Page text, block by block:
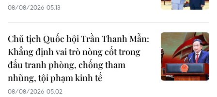
08/08/2026 05:13
Chủ tịch Quốc hội Trần Thanh Mẫn:
Khẳng định vai trò nòng cốt trong
đấu tranh phòng, chống tham
nhũng, tội phạm kinh tế
08/08/2026 05:02